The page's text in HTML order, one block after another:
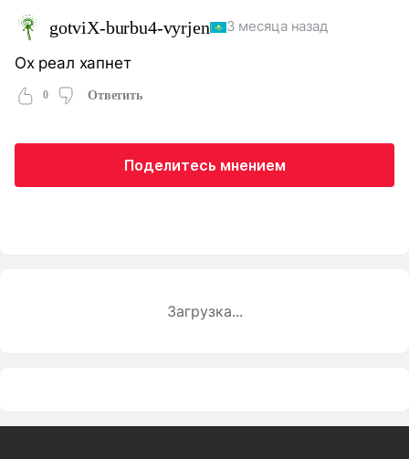
gotviX-burbu4-vyrjen 3 месяца назад
Ох реал хапнет
0 Ответить
Поделитесь мнением
Загрузка...